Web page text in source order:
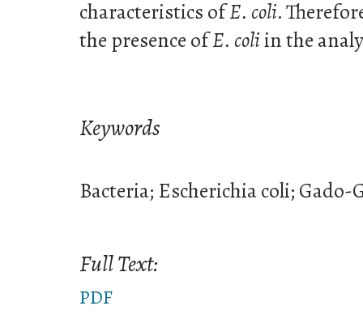
characteristics ofE. coli.
the presence ofE. coliin the
Keywords
Bacteria; Escherichia coli; Gado-
Full Text:
PDF